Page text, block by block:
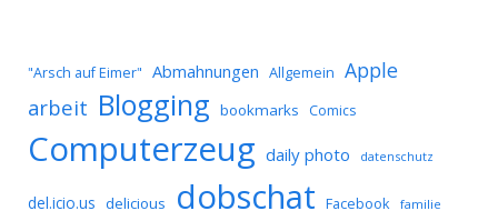
"Arsch auf Eimer" Abmahnungen Allgemein Apple
arbeit Blogging bookmarks Comics
Computerzeug daily photo datenschutz
del.icio.us delicious dobschat Facebook familie